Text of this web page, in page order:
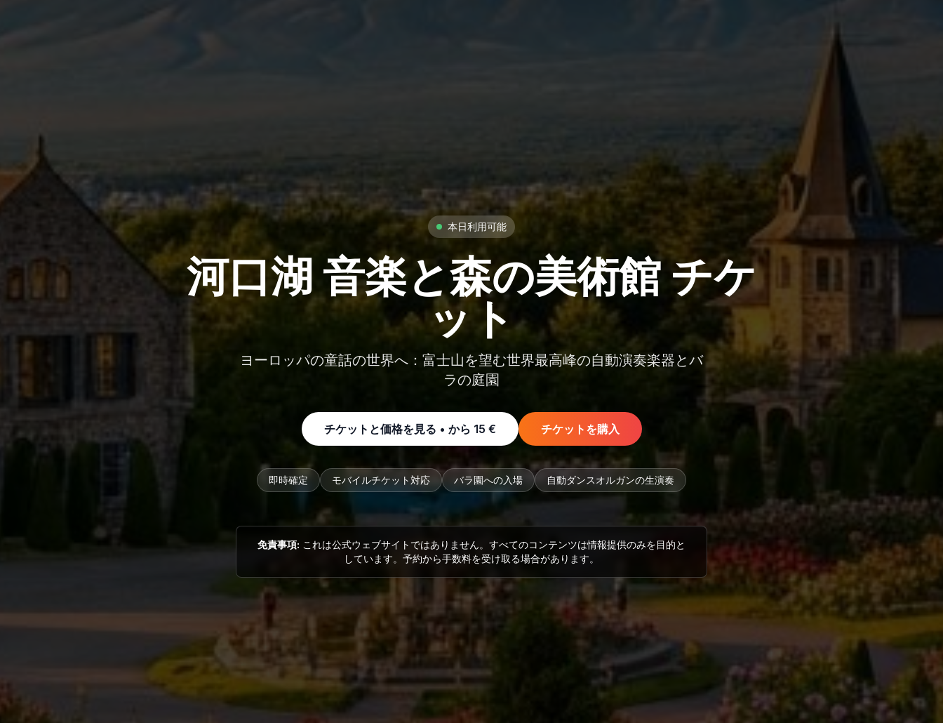
本日利用可能
河口湖 音楽と森の美術館 チケ
ット
ヨーロッパの童話の世界へ：富士山を望む世界最高峰の自動演奏楽器とバ
ラの庭園
チケットと価格を見る • から 15 € チケットを購入
即時確定 モバイルチケット対応 バラ園への入場 自動ダンスオルガンの生演奏
免責事項: これは公式ウェブサイトではありません。すべてのコンテンツは情報提供のみを目的と
しています。予約から手数料を受け取る場合があります。